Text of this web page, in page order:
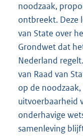
noodzaak,
ontbreekt. Deze
van State over
Grondwet dat
Nederland
van Raad van
op de
uitvoerbaarheid
onderhavige
samenleving